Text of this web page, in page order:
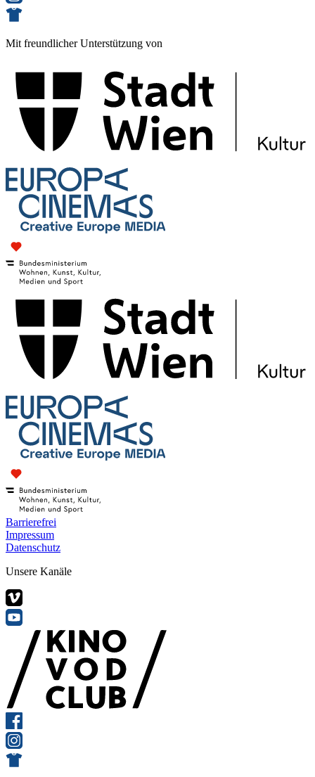
Mit freundlicher Unterstützung von
Barrierefrei
Impressum
Datenschutz
Unsere Kanäle